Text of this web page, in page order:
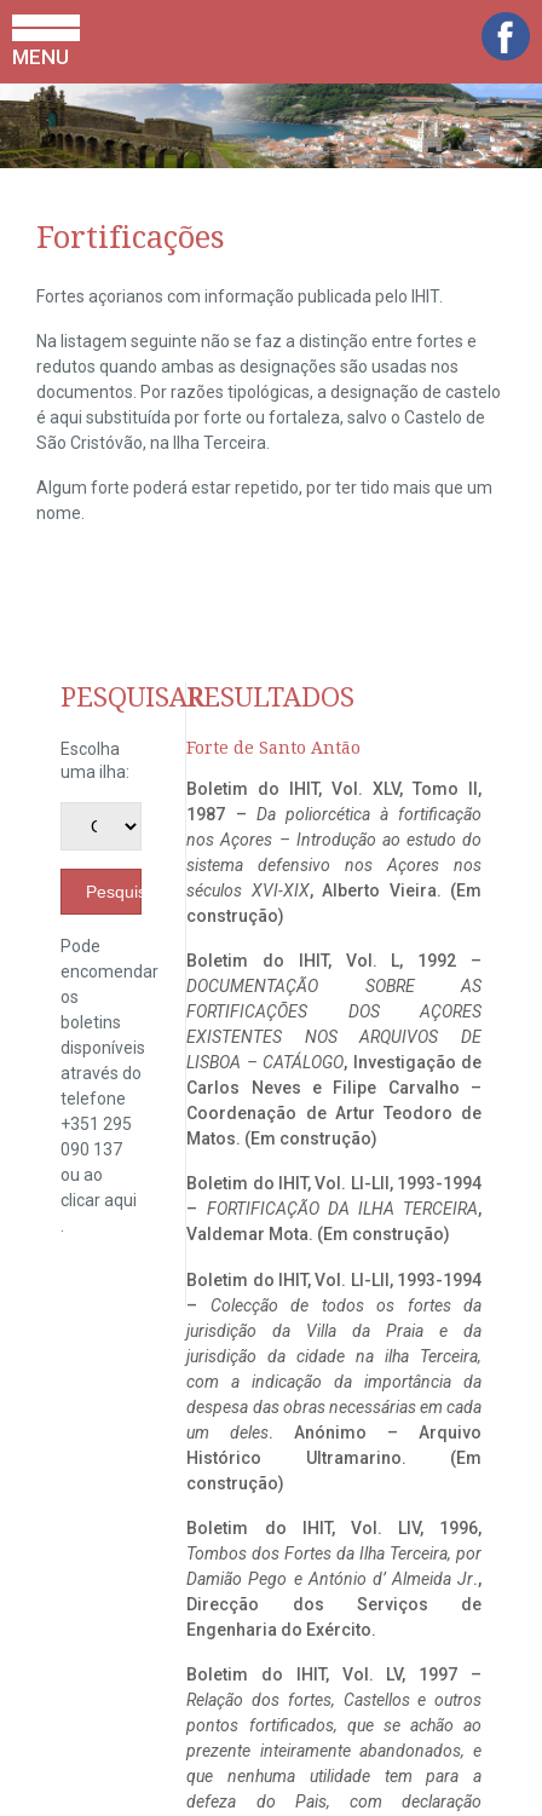
MENU
Fortificações
Fortes açorianos com informação publicada pelo IHIT.
Na listagem seguinte não se faz a distinção entre fortes e
redutos quando ambas as designações são usadas nos
documentos. Por razões tipológicas, a designação de castelo
é aqui substituída por forte ou fortaleza, salvo o Castelo de
São Cristóvão, na Ilha Terceira.
Algum forte poderá estar repetido, por ter tido mais que um
nome.
PESQUISAR
Escolha
uma ilha:
Pesquisar
Pode
encomendar
os
boletins
disponíveis
através do
telefone
+351 295
090 137
ou ao
clicaraqui
RESULTADOS
Forte de Santo Antão
Boletim do IHIT, Vol. XLV, Tomo II,
1987 – Da poliorcética à fortificação
nos Açores – Introdução ao estudo do
sistema defensivo nos Açores nos
séculos XVI-XIX, Alberto Vieira. (Em
construção)
Boletim do IHIT, Vol. L, 1992 –
DOCUMENTAÇÃO SOBRE AS
FORTIFICAÇÕES DOS AÇORES
EXISTENTES NOS ARQUIVOS DE
LISBOA – CATÁLOGO, Investigação de
Carlos Neves e Filipe Carvalho –
Coordenação de Artur Teodoro de
Matos. (Em construção)
Boletim do IHIT, Vol. LI-LII, 1993-1994
– FORTIFICAÇÃO DA ILHA TERCEIRA,
Valdemar Mota. (Em construção)
Boletim do IHIT, Vol. LI-LII, 1993-1994
– Colecção de todos os fortes da
jurisdição da Villa da Praia e da
jurisdição da cidade na ilha Terceira,
com a indicação da importância da
despesa das obras necessárias em cada
um deles. Anónimo – Arquivo
Histórico Ultramarino. (Em
construção)
Boletim do IHIT, Vol. LIV, 1996,
Tombos dos Fortes da Ilha Terceira, por
Damião Pego e António d’ Almeida Jr.,
Direcção dos Serviços de
Engenharia do Exército.
Boletim do IHIT, Vol. LV, 1997 –
Relação dos fortes, Castellos e outros
pontos fortificados, que se achão ao
prezente inteiramente abandonados, e
que nenhuma utilidade tem para a
defeza do Pais, com declaração